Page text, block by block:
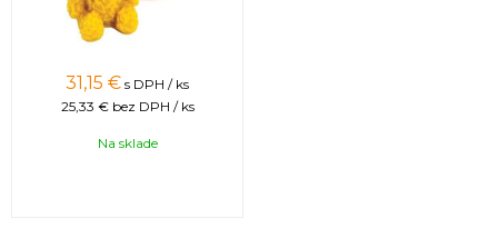
31,15 € s DPH / ks
25,33 € bez DPH / ks
Na sklade